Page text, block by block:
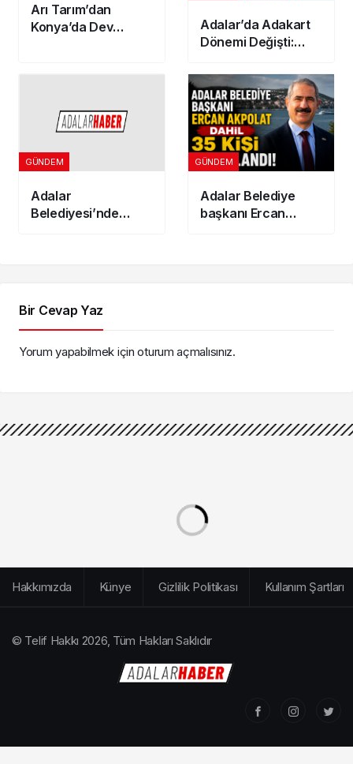
Arı Tarım’dan
Konya’da Dev
Jeotermal Sera
Adalar’da Adakart
Dönemi Değişti:
Gösterenler
İndirimden
Yararlanamayacak
GÜNDEM
Adalar
Belediyesi’nde
GÜNDEM
Adalar Belediye
başkanı Ercan
Bir Cevap Yaz
Yorum yapabilmek içinoturum açmalısınız.
Hakkımızda Künye Gizlilik Politikası Kullanım Şartları
© Telif Hakkı 2026, Tüm Hakları Saklıdır